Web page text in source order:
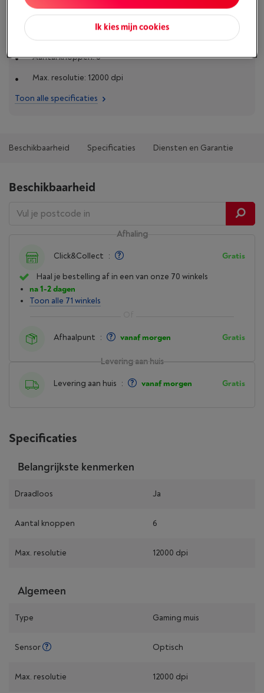
Aantal knoppen: 6
Max. resolutie: 12000 dpi
Toon alle specificaties
Beschikbaarheid Specificaties Diensten en Garantie
Beschikbaarheid
Levering aan huis
Levering aan huis : vanaf morgen Gratis
Afhaling
Click&Collect : Gratis
Haal je bestelling af in een van onze 70 winkels
na 1-2 dagen
Toon alle 71 winkels
Afhaalpunt : vanaf morgen Gratis
Specificaties
Belangrijkste kenmerken
Draadloos Ja
Aantal knoppen 6
Max. resolutie 12000 dpi
Algemeen
Type Gaming muis
Sensor Optisch
Max. resolutie 12000 dpi
Ik kies mijn cookies